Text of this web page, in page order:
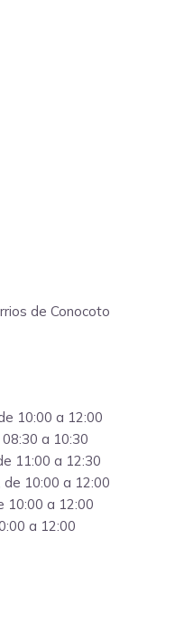
de Conocoto
10:00 a 12:00
a 10:30
11:00 a 12:30
10:00 a 12:00
10:00 a 12:00
a 12:00